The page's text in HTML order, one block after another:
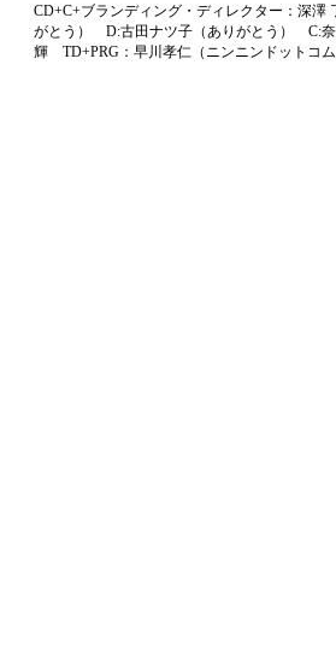
CD+C+ブランディング・ディレクター：深
がとう） D:古田ナツ子（ありがとう） C:
輝 TD+PRG：早川孝仁（ニンニンドットコム